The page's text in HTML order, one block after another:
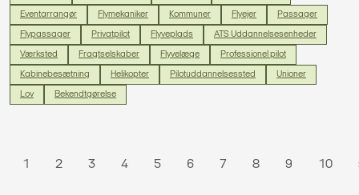
Eventarrangør Flymekaniker Kommuner Flyejer Passager
Flypassager Privatpilot Flyveplads ATS Uddannelsesenheder
Værksted Fragtselskaber Flyvelæge Professionel pilot
Kabinebesætning Helikopter Pilotuddannelsessted Unioner
Lov Bekendtgørelse
1 2 3 4 5 6 7 8 9 10